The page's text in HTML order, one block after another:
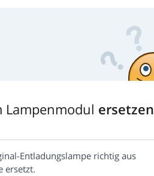
Lampenmodul ersetzen
Entladungslampe richtig aus
ersetzt.